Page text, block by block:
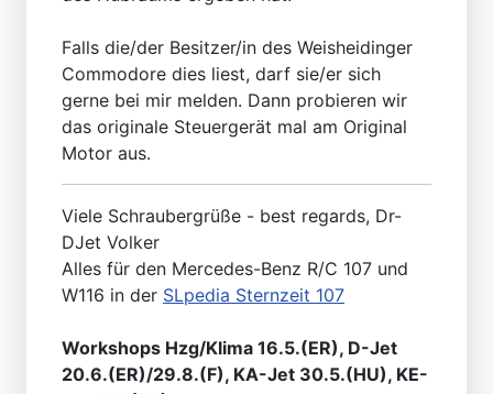
Falls die/der Besitzer/in des Weisheidinger
Commodore dies liest, darf sie/er sich
gerne bei mir melden. Dann probieren wir
das originale Steuergerät mal am Original
Motor aus.
Viele Schraubergrüße - best regards, Dr-
DJet Volker
Alles für den Mercedes-Benz R/C 107 und
W116 in der SLpedia Sternzeit 107
Workshops Hzg/Klima 16.5.(ER), D-Jet
20.6.(ER)/29.8.(F), KA-Jet 30.5.(HU), KE-